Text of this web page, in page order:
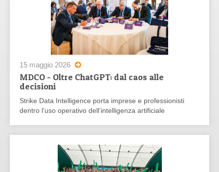
15 maggio 2026
MDCO - Oltre ChatGPT: dal caos alle
decisioni
Strike Data Intelligence porta imprese e professionisti
dentro l’uso operativo dell’intelligenza artificiale